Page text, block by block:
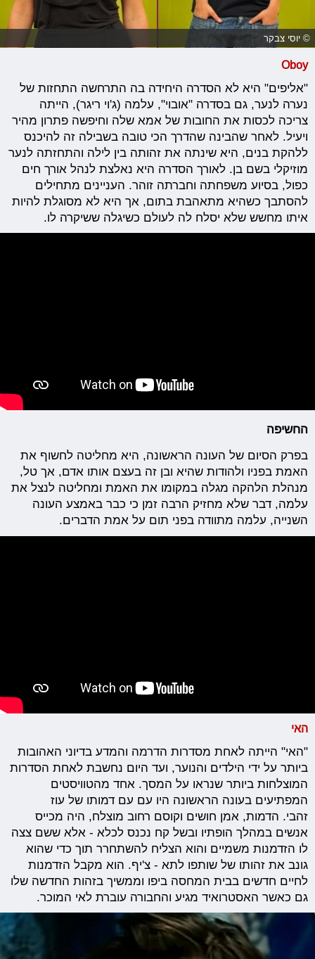
© יוסי צבקר
Oboy
"אליפים" היא לא הסדרה היחידה בה התרחשה התחזות של
נערה לנער, גם בסדרה "אובוי", עלמה (ג'וי ריגר), הייתה
צריכה לכסות את החובות של אמא שלה וחיפשה פתרון מהיר
ויעיל. לאחר שהבינה שהדרך הכי טובה בשבילה זה להיכנס
ללהקת בנים, היא שינתה את זהותה בין לילה והתחזתה לנער
מוזיקלי בשם בן. לאורך הסדרה היא נאלצת לנהל אורך חים
כפול, בסיוע משפחתה וחברתה זוהר. העניינים מתחילים
להסתבך כשהיא מתאהבת בתום, אך היא לא מסוגלת להיות
איתו מחשש שלא יסלח לה לעולם כשיגלה ששיקרה לו.
החשיפה
בפרק הסיום של העונה הראשונה, היא מחליטה לחשוף את
האמת בפניו ולהודות שהיא ובן זה בעצם אותו אדם, אך טל,
מנהלת הלהקה מגלה במקומו את האמת ומחליטה לנצל את
עלמה, דבר שלא מחזיק הרבה זמן כי כבר באמצע העונה
השנייה, עלמה מתוודה בפני תום על אמת הדברים.
האי
"האי" הייתה לאחת מסדרות הדרמה והמדע בדיוני האהובות
ביותר על ידי הילדים והנוער, ועד היום נחשבת לאחת הסדרות
המוצלחות ביותר שנראו על המסך. אחד מהטוויסטים
המפתיעים בעונה הראשונה היו עם עם דמותו של עוז
זהבי. הדמות, אמן חושים וקוסם רחוב מוצלח, היה מכייס
אנשים במהלך הופתיו ובשל קח נכנס לכלא - אלא ששם צצה
לו הזדמנות משמיים והוא הצליח להשתחרר תוך כדי שהוא
גונב את זהותו של שותפו לתא - צ'יף. הוא מקבל הזדמנות
לחיים חדשים בבית המחסה ביפו וממשיך בזהות החדשה שלו
גם כאשר האסטרואיד מגיע והחבורה עוברת לאי המוכר.